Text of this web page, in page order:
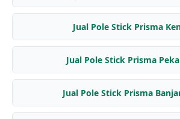
Jual Pole Stick Prisma
Jual Pole Stick Prisma
Jual Pole Stick Prisma